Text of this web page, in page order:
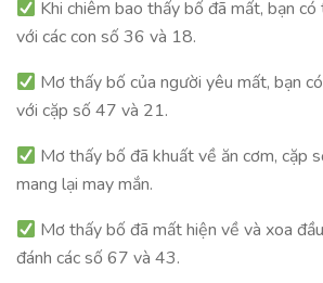
Khi chiêm bao thấy bố đã mất, bạn
với các con số 36 và 18.
Mơ thấy bố của người yêu mất, bạn
với cặp số 47 và 21.
Mơ thấy bố đã khuất về ăn cơm, cặp
mang lại may mắn.
Mơ thấy bố đã mất hiện về và xoa
đánh các số 67 và 43.